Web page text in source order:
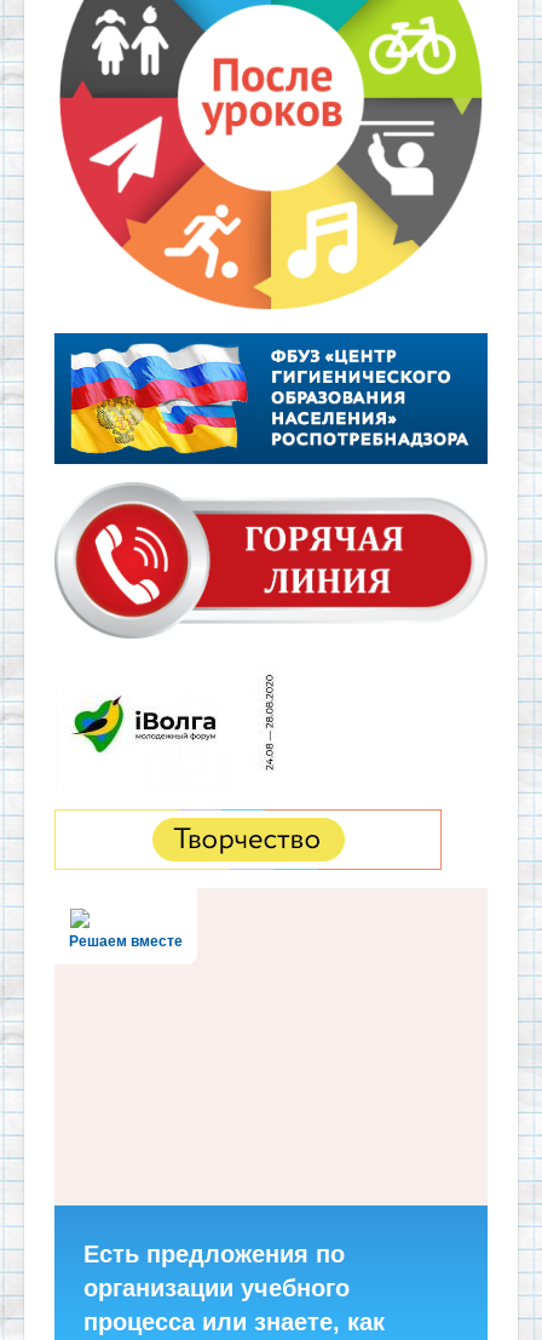
Решаем вместе
Есть предложения по
организации учебного
процесса или знаете, как